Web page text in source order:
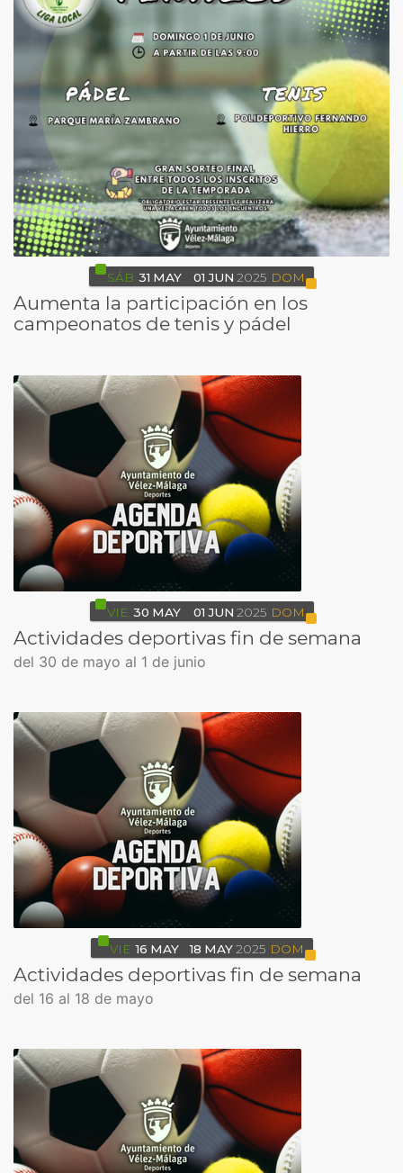
SÁB 31 MAY 01 JUN 2025 DOM
Aumenta la participación en los
campeonatos de tenis y pádel
VIE 30 MAY 01 JUN 2025 DOM
Actividades deportivas fin de semana
del 30 de mayo al 1 de junio
VIE 16 MAY 18 MAY 2025 DOM
Actividades deportivas fin de semana
del 16 al 18 de mayo